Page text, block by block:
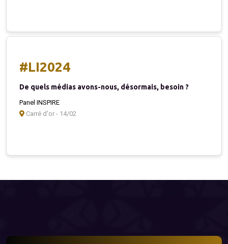
#LI2024
De quels médias avons-nous, désormais, besoin ?
Panel INSPIRE
Carré d'or - 14/02